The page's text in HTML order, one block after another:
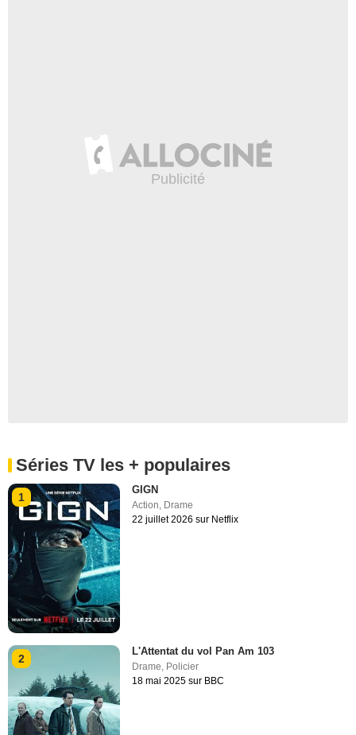
Séries TV les + populaires
1
GIGN
Action Drame
22 juillet 2026 sur Netflix
2
L'Attentat du vol Pan Am 103
Drame, Policier
18 mai 2025 sur BBC